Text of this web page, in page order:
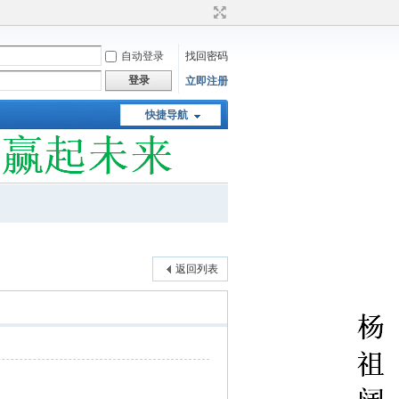
自动登录
找回密码
登录
立即注册
快捷导航
返回列表